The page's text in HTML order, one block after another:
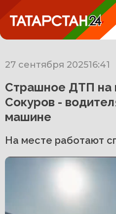
27 сентября 202516:41
Страшное ДТП на
Сокуров -
машине
На месте работают